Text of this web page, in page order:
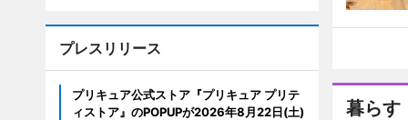
暮らす
プレスリリース
プリキュア公式ストア『プリキュア プリテ
ィストア』のPOPUPが2026年8月22日(土)